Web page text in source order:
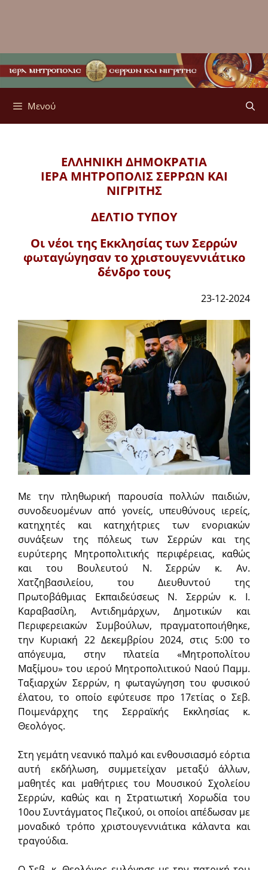
Μενού
ΕΛΛΗΝΙΚΗ ΔΗΜΟΚΡΑΤΙΑ
ΙΕΡΑ ΜΗΤΡΟΠΟΛΙΣΣΕΡΡΩΝ ΚΑΙ
ΝΙΓΡΙΤΗΣ
ΔΕΛΤΙΟ ΤΥΠΟΥ
Οι νέοι της Εκκλησίας των Σερρών
φωταγώγησαν το χριστουγεννιάτικο
δένδρο τους
23-12-2024
Με την πληθωρική παρουσία πολλών παιδιών,
συνοδευομένων από γονείς, υπευθύνους ιερείς,
κατηχητές και κατηχήτριες των ενοριακών
συνάξεων της πόλεως των Σερρών και της
ευρύτερης Μητροπολιτικής περιφέρειας, καθώς
και του Βουλευτού Ν. Σερρών κ. Αν.
Χατζηβασιλείου, του Διευθυντού της
Πρωτοβάθμιας Εκπαιδεύσεως Ν. Σερρών κ. Ι.
Καραβασίλη, Αντιδημάρχων, Δημοτικών και
Περιφερειακών Συμβούλων, πραγματοποιήθηκε,
την Κυριακή 22 Δεκεμβρίου 2024, στις 5:00 το
απόγευμα, στην πλατεία «Μητροπολίτου
Μαξίμου» του ιερού Μητροπολιτικού Ναού Παμμ.
Ταξιαρχών Σερρών, η φωταγώγηση του φυσικού
έλατου, το οποίο εφύτευσε προ 17ετίας ο Σεβ.
Ποιμενάρχης της Σερραϊκής Εκκλησίας κ.
Θεολόγος.
Στη γεμάτη νεανικό παλμό και ενθουσιασμό εόρτια
αυτή εκδήλωση, συμμετείχαν μεταξύ άλλων,
μαθητές και μαθήτριες του Μουσικού Σχολείου
Σερρών, καθώς και η Στρατιωτική Χορωδία του
10ου Συντάγματος Πεζικού, οι οποίοι απέδωσαν με
μοναδικό τρόπο χριστουγεννιάτικα κάλαντα και
τραγούδια.